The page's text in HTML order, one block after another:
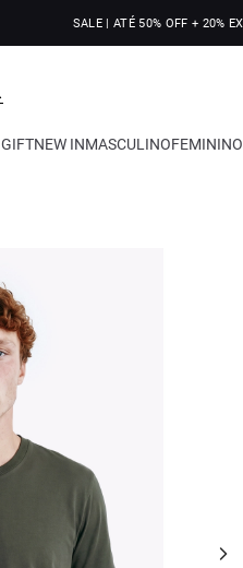
SALE | ATÉ 50% OFF + 20%
GIFTNEW INMASCULINOFEMININO